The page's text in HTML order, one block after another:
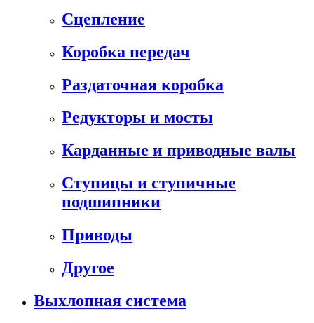
Сцепление
Коробка передач
Раздаточная коробка
Редукторы и мосты
Карданные и приводные валы
Ступицы и ступичные
подшипники
Приводы
Другое
Выхлопная система